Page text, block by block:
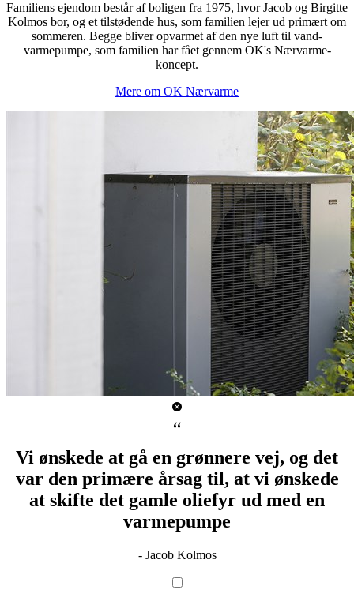
Familiens ejendom består af boligen fra 1975, hvor Jacob og Birgitte
Kolmos bor, og et tilstødende hus, som familien lejer ud primært om
sommeren. Begge bliver opvarmet af den nye luft til vand-
varmepumpe, som familien har fået gennem OK's Nærvarme-
koncept.
Mere om OK Nærvarme
Vi ønskede at gå en grønnere vej, og det
var den primære årsag til, at vi ønskede
at skifte det gamle oliefyr ud med en
varmepumpe
- Jacob Kolmos